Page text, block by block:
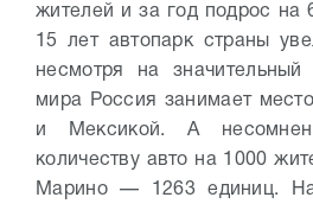
жителей и за год подрос на
15 лет автопарк страны
несмотря на
мира Россия занимает
и Мексикой. А
количеству авто на 1000
Марино — 1263 единиц.